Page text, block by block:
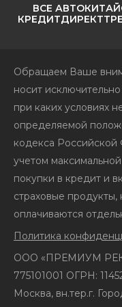
ВСЕ АВТО
КРЕДИТДИРЕКТ
Обращаем Ваше
носит
при каких условиях
определяемой
кодекса
учетом
покупки в кредит и
страховые продукты,
оплачиваются
Политика
ООО «ПРЕМИУМ
775101001 ОГРН:
Москва, вн.тер.г.